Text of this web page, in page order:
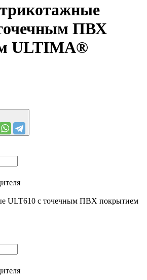
ПВХ
ULTIMA®
ULT610 с точечным ПВХ покрытием